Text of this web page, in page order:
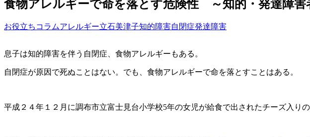
食物アレルギーで命を落とす危険性 ～知的・発達障害
お役立ち コラムアレルギー立石美津子知的障害自閉症発達障害
息子は知的障害を伴う自閉症、食物アレルギーもある。
自閉症が原因で死ぬことはない。でも、食物アレルギーで命を落とすことはある。
平成２４年１２月に調布市立富士見台小学校5年の女児が給食で出されたチーズ入り